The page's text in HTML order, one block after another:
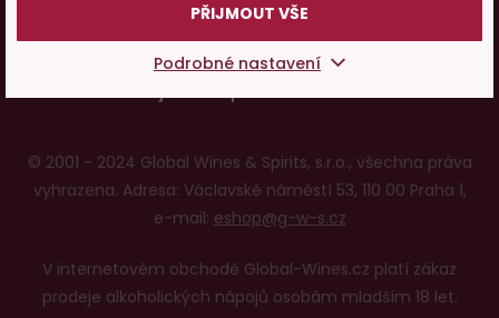
PŘIJMOUT VŠE
Podrobné nastavení
O nás
Pojďme si povídat o víně
© 2001 - 2024 Global Wines & Spirits, s.r.o., všechna práva
vyhrazena. Adresa: Václavské náměstí 53, 110 00 Praha 1,
e-mail: eshop@g-w-s.cz
V internetovém obchodě Global-Wines.cz platí zákaz
prodeje alkoholických nápojů osobám mladším 18 let.